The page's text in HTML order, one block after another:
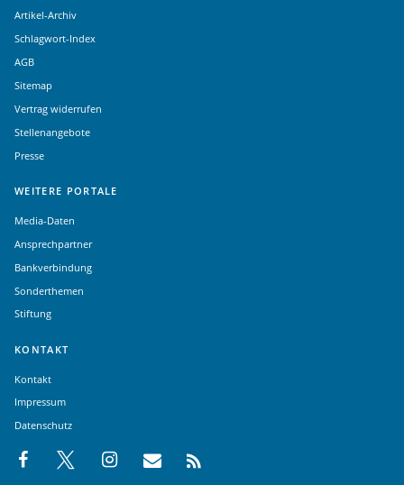
Artikel-Archiv
Schlagwort-Index
AGB
Sitemap
Vertrag widerrufen
Stellenangebote
Presse
WEITERE PORTALE
Media-Daten
Ansprechpartner
Bankverbindung
Sonderthemen
Stiftung
KONTAKT
Kontakt
Impressum
Datenschutz